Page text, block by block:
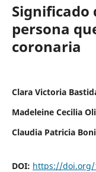
Significado
persona
coronaria
Clara Victoria
Madeleine Cecilia
Claudia Patricia
DOI: https://doi.org/